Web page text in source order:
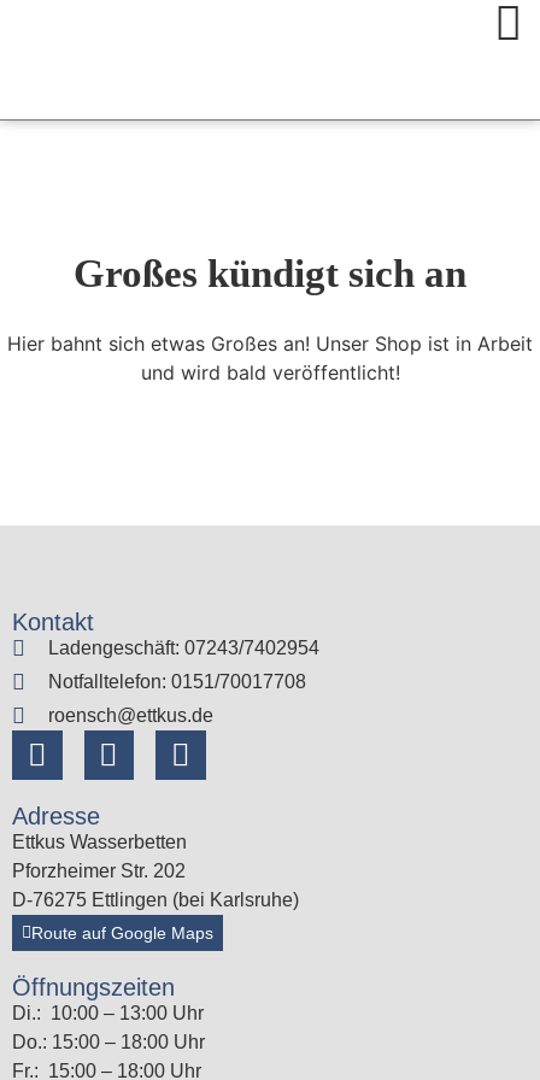
Großes kündigt sich an
Hier bahnt sich etwas Großes an! Unser Shop ist in Arbeit
und wird bald veröffentlicht!
Kontakt
Ladengeschäft: 07243/7402954
Notfalltelefon: 0151/70017708
roensch@ettkus.de
Adresse
Ettkus Wasserbetten
Pforzheimer Str. 202
D-76275 Ettlingen (bei Karlsruhe)
Route auf Google Maps
Öffnungszeiten
Di.: 10:00 – 13:00 Uhr
Do.: 15:00 – 18:00 Uhr
Fr.: 15:00 – 18:00 Uhr